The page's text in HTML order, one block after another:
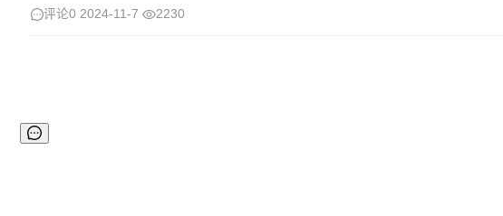
据库。 演示地址 集团版本源码地址 点...
评论0 2024-11-7 2230